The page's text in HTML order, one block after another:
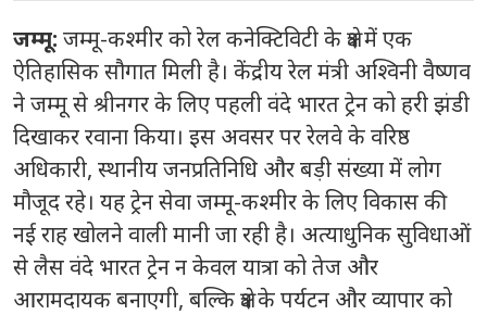
जम्मू: जम्मू-कश्मीर को रेल कनेक्टिविटी के क्षेत्र में एक
ऐतिहासिक सौगात मिली है। केंद्रीय रेल मंत्री अश्विनी वैष्णव
ने जम्मू से श्रीनगर के लिए पहली वंदे भारत ट्रेन को हरी झंडी
दिखाकर रवाना किया। इस अवसर पर रेलवे के वरिष्ठ
अधिकारी, स्थानीय जनप्रतिनिधि और बड़ी संख्या में लोग
मौजूद रहे। यह ट्रेन सेवा जम्मू-कश्मीर के लिए विकास की
नई राह खोलने वाली मानी जा रही है। अत्याधुनिक सुविधाओं
से लैस वंदे भारत ट्रेन न केवल यात्रा को तेज और
आरामदायक बनाएगी, बल्कि क्षेत्र के पर्यटन और व्यापार को